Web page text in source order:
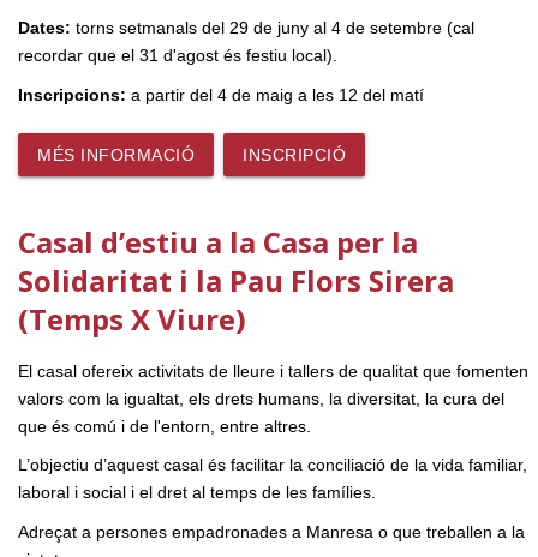
Dates: torns setmanals del 29 de juny al 4 de setembre (cal
recordar que el 31 d'agost és festiu local).
Inscripcions: a partir del 4 de maig a les 12 del matí
MÉS INFORMACIÓ INSCRIPCIÓ
Casal d’estiu a la Casa per la
Solidaritat i la Pau Flors Sirera
(Temps X Viure)
El casal ofereix activitats de lleure i tallers de qualitat que fomenten
valors com la igualtat, els drets humans, la diversitat, la cura del
que és comú i de l'entorn, entre altres.
L’objectiu d’aquest casal és facilitar la conciliació de la vida familiar,
laboral i social i el dret al temps de les famílies.
Adreçat a persones empadronades a Manresa o que treballen a la